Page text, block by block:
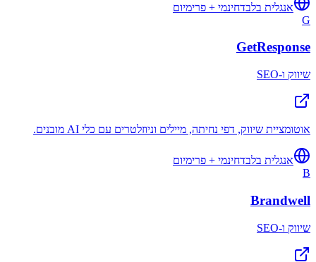
אנגלית בלבדחינמי + פרימיום
G
GetResponse
שיווק ו-SEO
אוטומציית שיווק, דפי נחיתה, מיילים וניוזלטרים עם כלי AI מובנים.
אנגלית בלבדחינמי + פרימיום
B
Brandwell
שיווק ו-SEO